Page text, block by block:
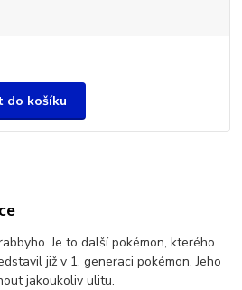
do košíku
Je to další pokémon, kterého
již v 1. generaci pokémon. Jeho
jakoukoliv ulitu.